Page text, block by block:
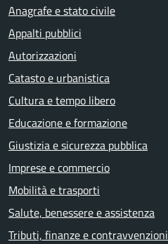
Anagrafe e stato civile
Appalti pubblici
Autorizzazioni
Catasto e urbanistica
Cultura e tempo libero
Educazione e formazione
Giustizia e sicurezza pubblica
Imprese e commercio
Mobilità e trasporti
Salute, benessere e assistenza
Tributi, finanze e contravvenzioni